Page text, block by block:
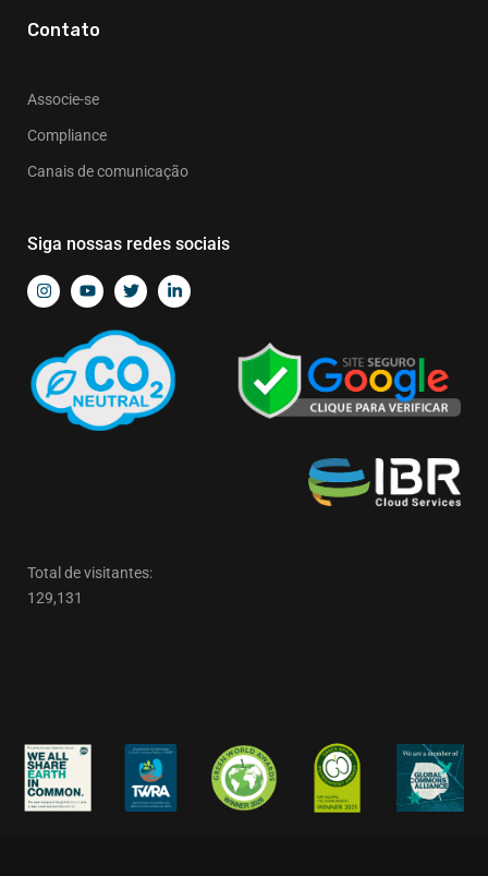
Contato
Associe-se
Compliance
Canais de comunicação
Siga nossas redes sociais
Total de visitantes:
129,131